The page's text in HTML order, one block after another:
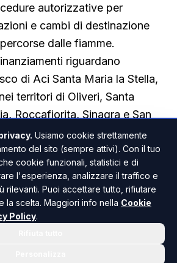
autorizzative per
e cambi di destinazione
dalle fiamme.
riguardano
di Aci Santa Maria la Stella,
territori di Oliveri, Santa
Roccafiorita, Sinagra e San
nel Messinese. Altri progetti
Salemi, Sortino,
Mazzarino, Chiaramonte Gulfi
Usiamo cookie strettamente
del sito (sempre attivi). Con il tuo
cookie funzionali, statistici e di
l'esperienza, analizzare il traffico e
rilevanti. Puoi accettare tutto, rifiutare
la scelta. Maggiori info nella Cookie
Policy.